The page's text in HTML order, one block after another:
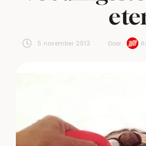
5 november 2013 Door: